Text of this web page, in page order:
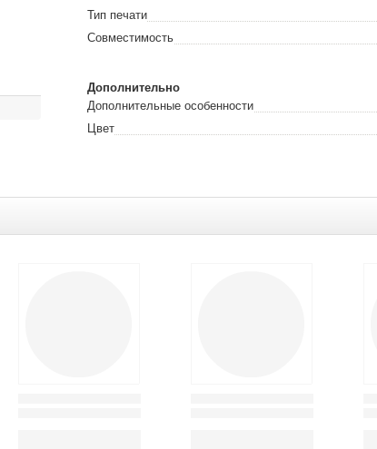
Тип печати
Совместимость
Дополнительно
Дополнительные особенности
Цвет